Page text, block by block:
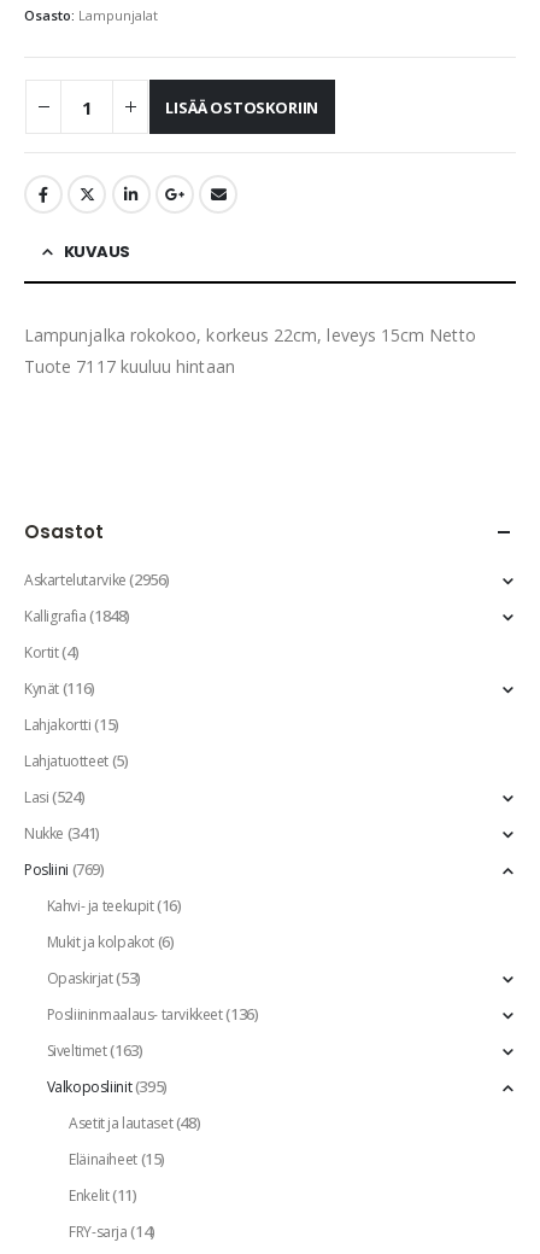
Osasto: Lampunjalat
LISÄÄ OSTOSKORIIN
KUVAUS
Lampunjalka rokokoo, korkeus 22cm, leveys 15cm Netto
Tuote 7117 kuuluu hintaan
Osastot
Askartelutarvike(2956)
Kalligrafia(1848)
Kortit(4)
Kynät(116)
Lahjakortti(15)
Lahjatuotteet(5)
Lasi(524)
Nukke (341)
Posliini (769)
Kahvi- ja teekupit(16)
Mukit ja kolpakot(6)
Opaskirjat(53)
Posliininmaalaus- tarvikkeet(136)
Siveltimet(163)
Valkoposliinit(395)
Asetit ja lautaset(48)
Eläinaiheet(15)
Enkelit(11)
FRY-sarja(14)